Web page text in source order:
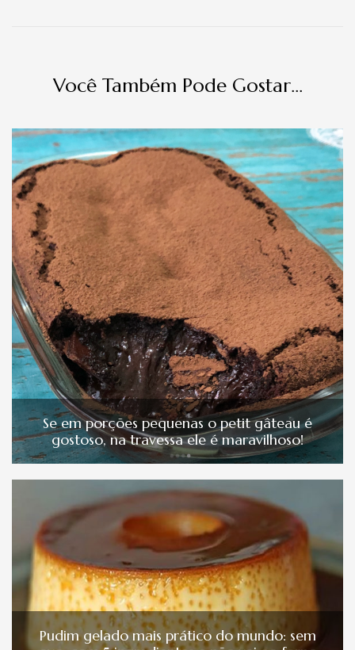
Você Também Pode Gostar...
Se em porções pequenas o petit gâteau é
gostoso, na travessa ele é maravilhoso!
Pudim gelado mais prático do mundo: sem